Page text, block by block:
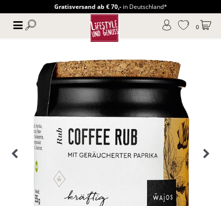
Gratisversand ab € 70,-in Deutschland*
0